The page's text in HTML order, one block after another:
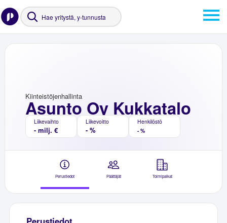
Asunto Oy Kukkatalo
Kiinteistöjenhallinta
Liikevaihto
- milj. €
Liikevoitto
- %
Henkilöstö
- %
Perustiedot Päättäjät Toimipaikat